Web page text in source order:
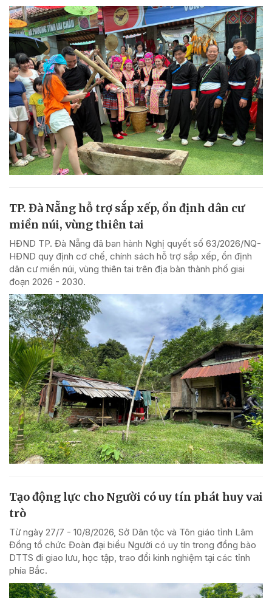
TP. Đà Nẵng hỗ trợ sắp xếp, ổn định dân cư
miền núi, vùng thiên tai
HĐND TP. Đà Nẵng đã ban hành Nghị quyết số 63/2026/NQ-
HĐND quy định cơ chế, chính sách hỗ trợ sắp xếp, ổn định
dân cư miền núi, vùng thiên tai trên địa bàn thành phố giai
đoạn 2026 - 2030.
Tạo động lực cho Người có uy tín phát huy vai
trò
Từ ngày 27/7 - 10/8/2026, Sở Dân tộc và Tôn giáo tỉnh Lâm
Đồng tổ chức Đoàn đại biểu Người có uy tín trong đồng bào
DTTS đi giao lưu, học tập, trao đổi kinh nghiệm tại các tỉnh
phía Bắc.